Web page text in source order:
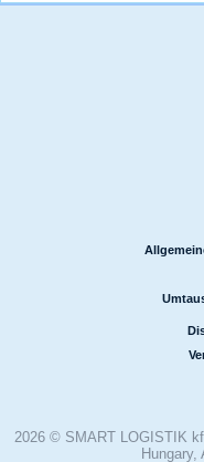
2026 © SMART LOGISTIK
Hungary,